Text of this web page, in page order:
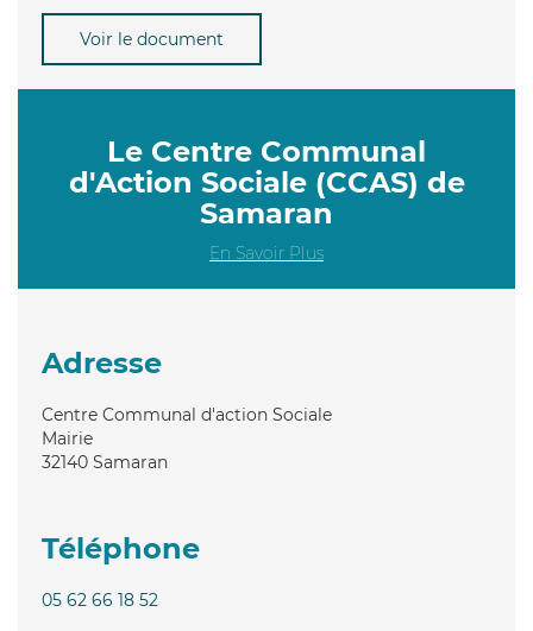
Voir le document
Le Centre Communal
d'Action Sociale (CCAS) de
Samaran
En Savoir Plus
Adresse
Centre Communal d'action Sociale
Mairie
32140 Samaran
Téléphone
05 62 66 18 52